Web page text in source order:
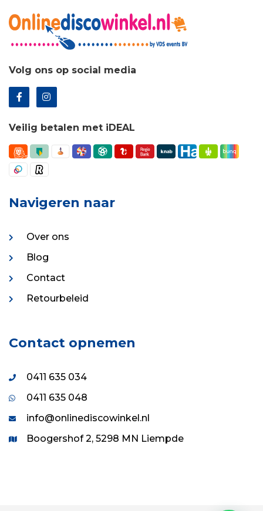
Volg ons op social media
Veilig betalen met iDEAL
Navigeren naar
Over ons
Blog
Contact
Retourbeleid
Contact opnemen
0411 635 034
0411 635 048
info@onlinediscowinkel.nl
Boogershof 2, 5298 MN Liempde